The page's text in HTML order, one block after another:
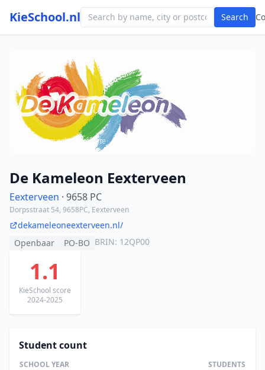
KieSchool.nl Search
Photo from school website
De Kameleon Eexterveen
Eexterveen · 9658 PC
Dorpsstraat 54, 9658PC, Eexterveen
dekameleoneexterveen.nl/
Openbaar
PO-BO BRIN: 12QP00
1.1
KieSchool score
2024-2025
Student count
SCHOOL YEAR STUDENTS